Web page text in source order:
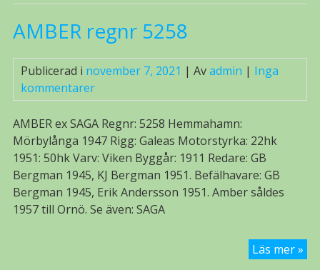
AMBER regnr 5258
Publicerad i november 7, 2021 | Avadmin | Inga
kommentarer
AMBER ex SAGA Regnr: 5258 Hemmahamn:
Mörbylånga 1947 Rigg: Galeas Motorstyrka: 22hk
1951: 50hk Varv: Viken Byggår: 1911 Redare: GB
Bergman 1945, KJ Bergman 1951. Befälhavare: GB
Bergman 1945, Erik Andersson 1951. Amber såldes
1957 till Ornö. Se även: SAGA
Läs mer »